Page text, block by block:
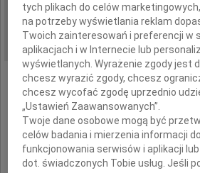
REGION: cała Polska
DATA EMISJI: 17.04.2010
Dnia 10
zginął w
tych plikach do celów
na potrzeby wyświetlania reklam
Twoich zainteresowań i preferencji w
aplikacjach i w Internecie lub
wyświetlanych. Wyrażenie zgody jest
chcesz wyrazić zgody, chcesz
chcesz wycofać zgodę uprzednio
„Ustawień Zaawansowanych”.
Twoje dane osobowe mogą być
celów badania i mierzenia informacji
funkcjonowania serwisów i aplikacji
dot. świadczonych Tobie usług. Jeśli